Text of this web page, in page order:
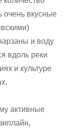
очень вкусные
и воду
вдоль реки
и культуре
активные